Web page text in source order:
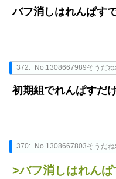
バフ消しはれんぱす
372: No.1308667989そうだね
初期組でれんぱすだ
370: No.1308667803そうだね
>バフ消しはれんぱ